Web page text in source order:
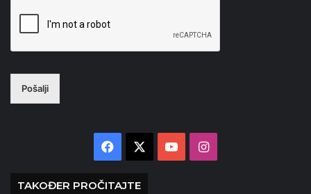
Pošalji
Facebook YouTubeInstagram
TAKOĐER PROČITAJTE